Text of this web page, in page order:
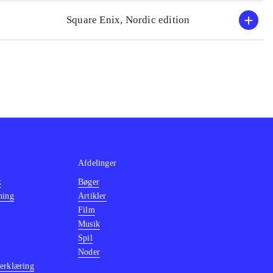
(Playstation 4)
Square Enix, Nordic edition
Afdelinger
Bøger
Artikler
Film
Musik
Spil
Noder